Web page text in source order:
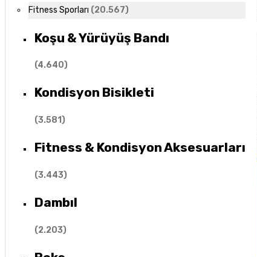
Fitness Sporları (20.567)
Koşu & Yürüyüş Bandı
(4.640)
Kondisyon Bisikleti
(3.581)
Fitness & Kondisyon Aksesuarları
(3.443)
Dambıl
(2.203)